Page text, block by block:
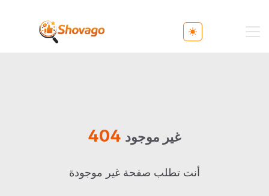
Toggle theme
404 غير موجود
أنت تطلب صفحة غير موجودة